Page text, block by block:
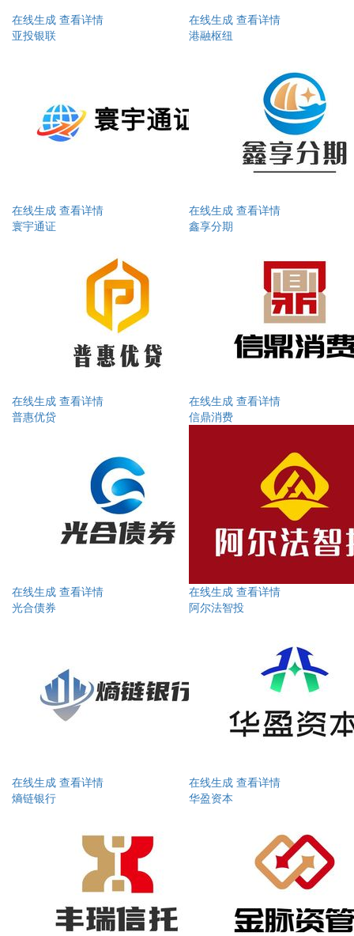
在线生成 查看详情
亚投银联
在线生成 查看详情
港融枢纽‌
在线生成 查看详情
寰宇通证
在线生成 查看详情
鑫享分期
在线生成 查看详情
普惠优贷
在线生成 查看详情
信鼎消费
在线生成 查看详情
光合债券
在线生成 查看详情
阿尔法智投
在线生成 查看详情
熵链银行
在线生成 查看详情
华盈资本